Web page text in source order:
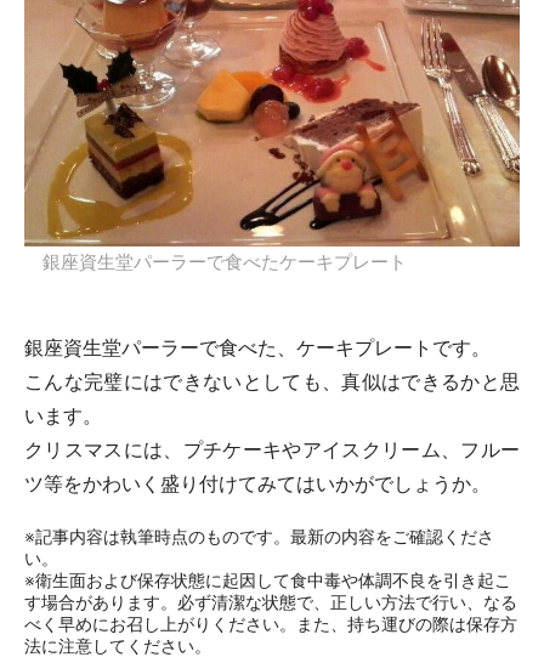
銀座資生堂パーラーで食べたケーキプレート
銀座資生堂パーラーで食べた、ケーキプレートです。
こんな完璧にはできないとしても、真似はできるかと思
います。
クリスマスには、プチケーキやアイスクリーム、フルー
ツ等をかわいく盛り付けてみてはいかがでしょうか。
※記事内容は執筆時点のものです。最新の内容をご確認くださ
い。
※衛生面および保存状態に起因して食中毒や体調不良を引き起こ
す場合があります。必ず清潔な状態で、正しい方法で行い、なる
べく早めにお召し上がりください。また、持ち運びの際は保存方
法に注意してください。